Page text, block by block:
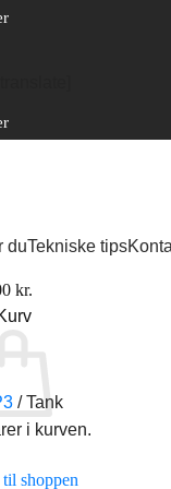
kr.
i kurven.
shoppen
duTekniske tips
/Tank